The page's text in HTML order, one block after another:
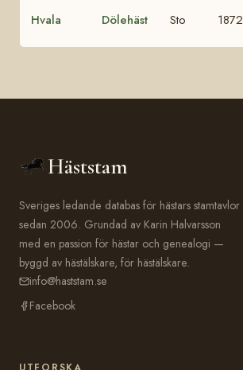
Hvala Dölehäst Sto 1872
Häststam
Sveriges ledande databas för hästars stamtavlor
sedan 2006. Grundad av Karin Halvarsson
med en passion för hästar och genealogi —
byggd av hästälskare, för hästälskare.
info@haststam.se
Facebook